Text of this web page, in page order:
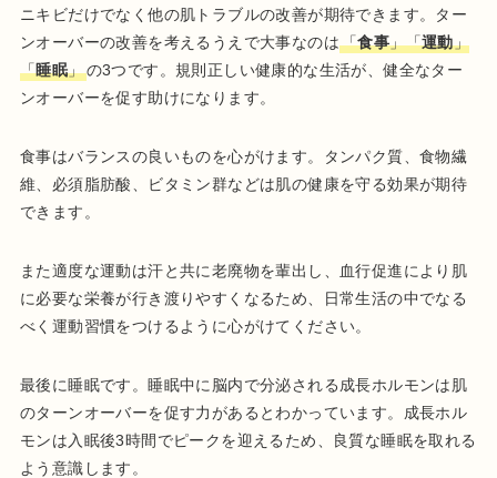
ニキビだけでなく他の肌トラブルの改善が期待できます。ター
ンオーバーの改善を考えるうえで大事なのは「食事」「運動」
「睡眠」の3つです。規則正しい健康的な生活が、健全なター
ンオーバーを促す助けになります。
食事はバランスの良いものを心がけます。タンパク質、食物繊
維、必須脂肪酸、ビタミン群などは肌の健康を守る効果が期待
できます。
また適度な運動は汗と共に老廃物を輩出し、血行促進により肌
に必要な栄養が行き渡りやすくなるため、日常生活の中でなる
べく運動習慣をつけるように心がけてください。
最後に睡眠です。睡眠中に脳内で分泌される成長ホルモンは肌
のターンオーバーを促す力があるとわかっています。成長ホル
モンは入眠後3時間でピークを迎えるため、良質な睡眠を取れる
よう意識します。